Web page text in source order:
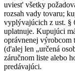
uviest' všetky
rozsah vady tovaru;
vyplývajúcich z ust. §
uplatnuje. Kupujúci
oprávnenej výrobcom
(d'alej len „určená
záručnom liste alebo
predávajúci.